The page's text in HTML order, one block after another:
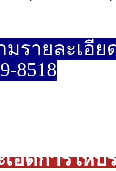
รายละเอี
8518
อีดการให้บ